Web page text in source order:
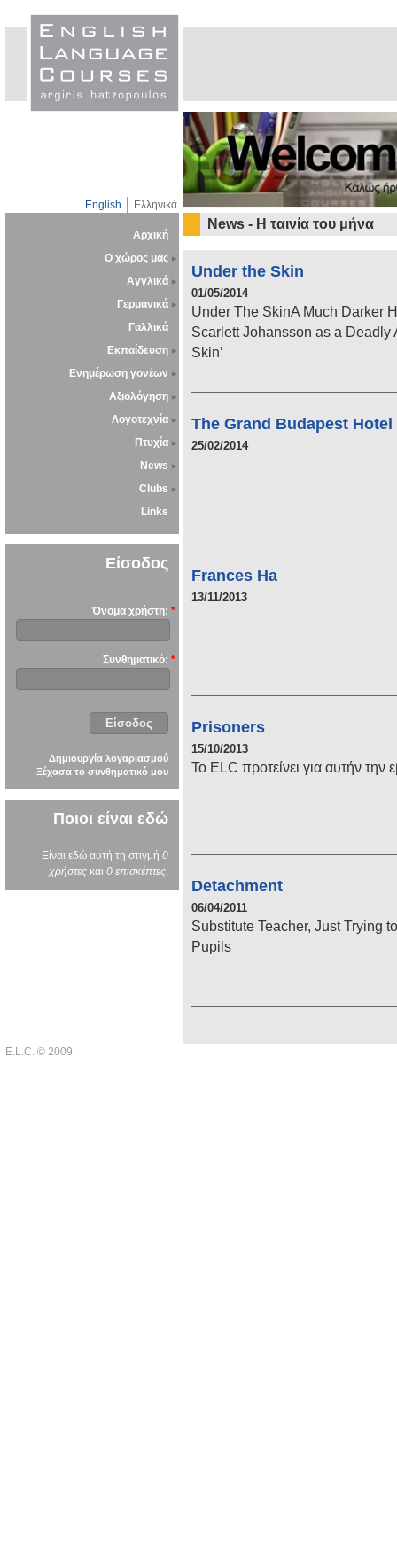
English Ελληνικά
Αρχική
Ο χώρος μας
Αγγλικά
Γερμανικά
Γαλλικά
Εκπαίδευση
Ενημέρωση γονέων
Αξιολόγηση
Λογοτεχνία
Πτυχία
News
Clubs
Links
Είσοδος
Όνομα χρήστη: *
Συνθηματικό: *
Δημιουργία λογαριασμού
Ξέχασα το συνθηματικό μου
Ποιοι είναι εδώ
Είναι εδώ αυτή τη στιγμή 0
χρήστες και 0 επισκέπτες
News - Η ταινία του μήνα
Under the Skin
01/05/2014
Under The SkinA Much Darker
Scarlett Johansson as a Deadly
Skin’
The Grand Budapest Hotel
25/02/2014
Frances Ha
13/11/2013
Prisoners
15/10/2013
Το ΕLC προτείνει για αυτήν
Detachment
06/04/2011
Substitute Teacher, Just Trying
Pupils
E.L.C. © 2009